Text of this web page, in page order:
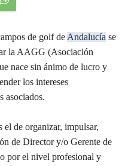
de golf deAndalucía se
la AAGG (Asociación
nace sin ánimo de lucro y
los intereses
asociados.
de organizar, impulsar,
de Director y/o Gerente de
por el nivel profesional y